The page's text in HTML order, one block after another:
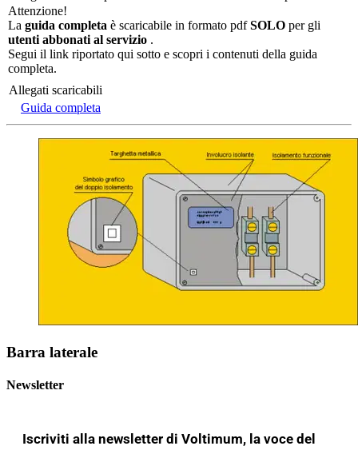
Attenzione!
La guida completa è scaricabile in formato pdfSOLO per gli
utenti abbonati al servizio .
Segui il link riportato qui sotto e scopri i contenuti della guida
completa.
Allegati scaricabili
Guida completa
Barra laterale
Newsletter
Iscriviti alla newsletter di Voltimum, la voce del